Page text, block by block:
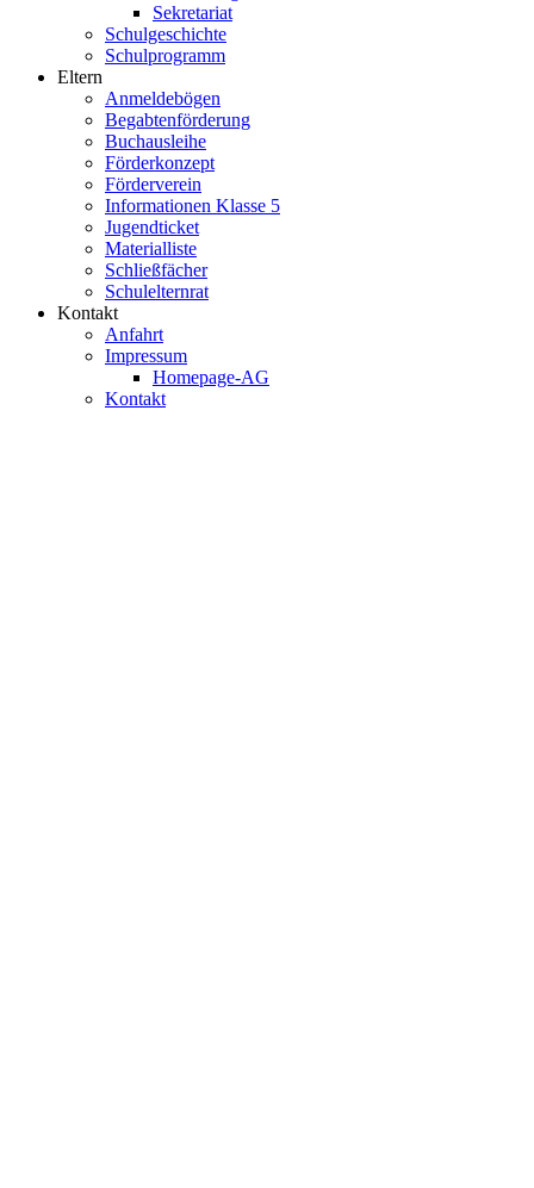
Sekretariat
Schulgeschichte
Schulprogramm
Eltern
Anmeldebögen
Begabtenförderung
Buchausleihe
Förderkonzept
Förderverein
Informationen Klasse 5
Jugendticket
Materialliste
Schließfächer
Schulelternrat
Kontakt
Anfahrt
Impressum
Homepage-AG
Kontakt